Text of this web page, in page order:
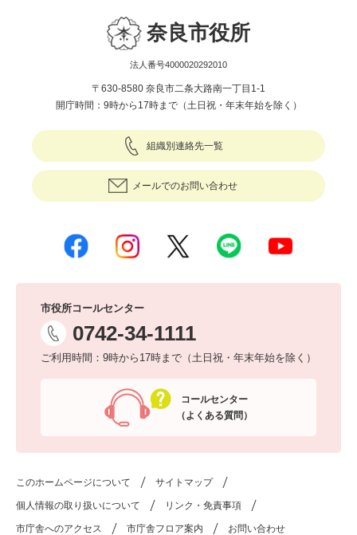
奈良市役所
法人番号4000020292010
〒630-8580 奈良市二条大路南一丁目1-1
開庁時間：9時から17時まで（土日祝・年末年始を除く）
組織別連絡先一覧
メールでのお問い合わせ
市役所コールセンター
0742-34-1111
ご利用時間：9時から17時まで（土日祝・年末年始を除く）
コールセンター
（よくある質問）
このホームページについて サイトマップ
個人情報の取り扱いについて リンク・免責事項
市庁舎へのアクセス 市庁舎フロア案内 お問い合わせ